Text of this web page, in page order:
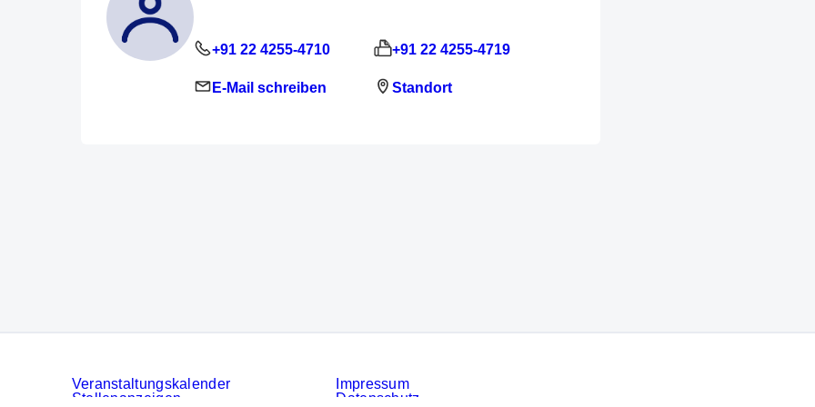
+91 22 4255-4710 +91 22 4255-4719
E-Mail schreiben Standort
Veranstaltungskalender
Stellenanzeigen
Impressum
Datenschutz